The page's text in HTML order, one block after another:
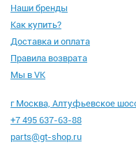
Наши бренды
Как купить?
Доставка и оплата
Правила возврата
Мы в VK
г Москва, Алтуфьевское
+7 495 637-63-88
parts@gt-shop.ru